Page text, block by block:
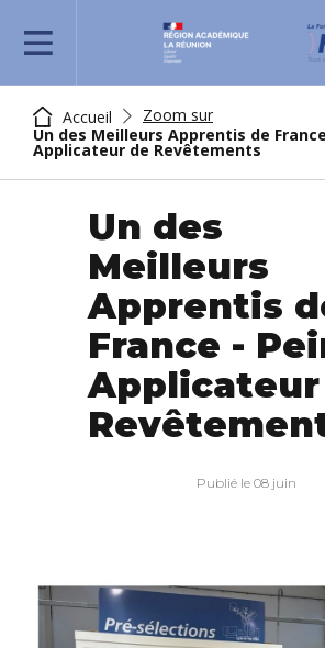
REJOIGNEZ-NOUS
Accueil
Zoom sur
Un des Meilleurs Apprentis de
Applicateur de Revêtements
Un des
Meilleurs
Apprentis
France -
Applicateur
Publié le 08 juin